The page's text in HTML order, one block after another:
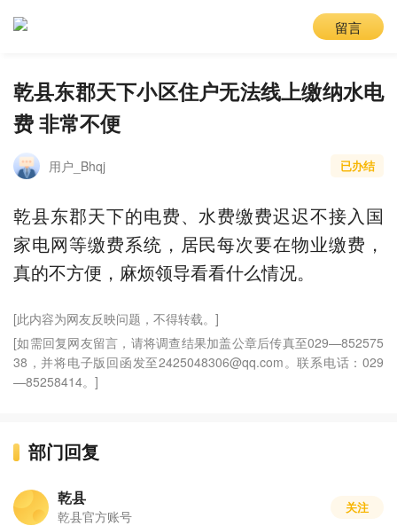
留言
乾县东郡天下小区住户无法线上缴纳水电
费 非常不便
用户_Bhqj 已办结
乾县东郡天下的电费、水费缴费迟迟不接入国
家电网等缴费系统，居民每次要在物业缴费，
真的不方便，麻烦领导看看什么情况。
[此内容为网友反映问题，不得转载。]
[如需回复网友留言，请将调查结果加盖公章后传真至029—852575
38，并将电子版回函发至2425048306@qq.com。联系电话：029
—85258414。]
部门回复
乾县
乾县官方账号
关注